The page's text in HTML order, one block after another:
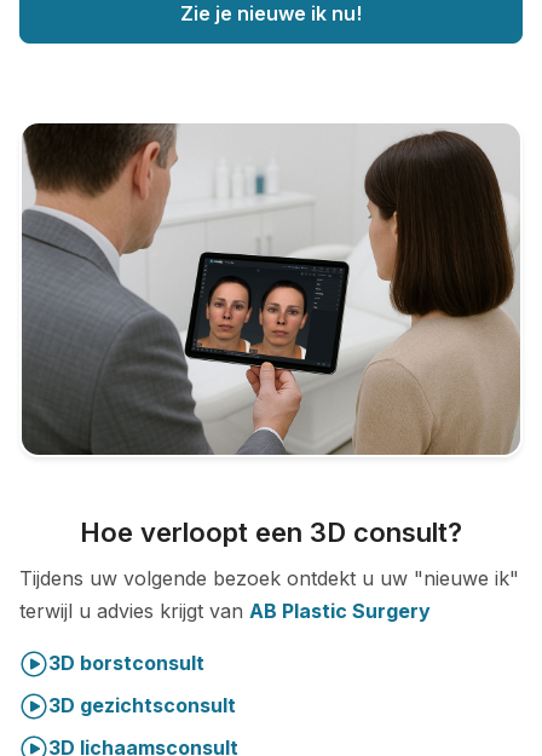
Zie je nieuwe ik nu!
Hoe verloopt een 3D consult?
Tijdens uw volgende bezoek ontdekt u uw "nieuwe ik"
terwijl u advies krijgt van AB Plastic Surgery
3D borstconsult
3D gezichtsconsult
3D lichaamsconsult